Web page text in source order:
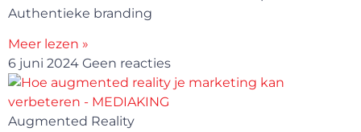
Authentieke branding
Meer lezen »
6 juni 2024 Geen reacties
Augmented Reality